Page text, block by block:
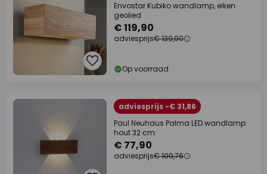
Envostar Kubiko wandlamp, eiken
geolied
€ 119,90
adviesprijs€ 139,90
Op voorraad
adviesprijs -€ 31,86
Paul Neuhaus Palma LED wandlamp
hout 32 cm
€ 77,90
adviesprijs€ 109,76